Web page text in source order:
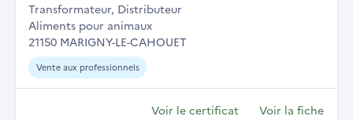
Transformateur, Distributeur
Aliments pour animaux
21150 MARIGNY-LE-CAHOUET
Vente aux professionnels
Voir le certificat Voir la fiche